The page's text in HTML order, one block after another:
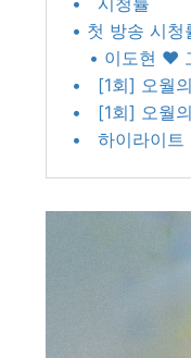
• 첫 방송 시
• 이도현 ♥
• [1회] 오월
• [1회] 오월
• 하이라이트